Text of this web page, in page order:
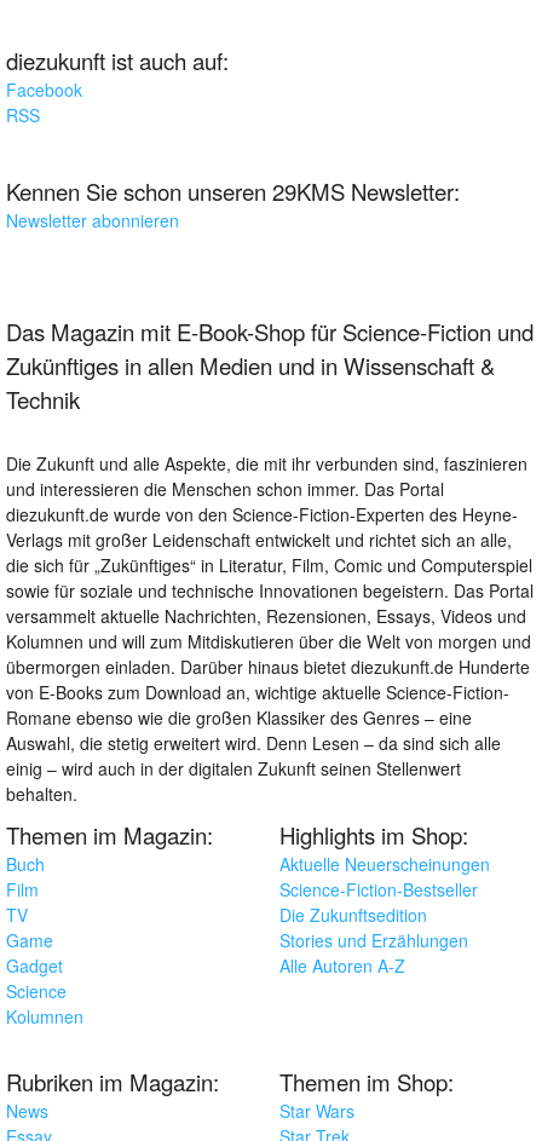
diezukunft ist auch auf:
Facebook
RSS
Kennen Sie schon unseren 29KMS Newsletter:
Newsletter abonnieren
Das Magazin mit E-Book-Shop für Science-Fiction und
Zukünftiges in allen Medien und in Wissenschaft &
Technik
Die Zukunft und alle Aspekte, die mit ihr verbunden sind, faszinieren
und interessieren die Menschen schon immer. Das Portal
diezukunft.de wurde von den Science-Fiction-Experten des Heyne-
Verlags mit großer Leidenschaft entwickelt und richtet sich an alle,
die sich für „Zukünftiges“ in Literatur, Film, Comic und Computerspiel
sowie für soziale und technische Innovationen begeistern. Das Portal
versammelt aktuelle Nachrichten, Rezensionen, Essays, Videos und
Kolumnen und will zum Mitdiskutieren über die Welt von morgen und
übermorgen einladen. Darüber hinaus bietet diezukunft.de Hunderte
von E-Books zum Download an, wichtige aktuelle Science-Fiction-
Romane ebenso wie die großen Klassiker des Genres – eine
Auswahl, die stetig erweitert wird. Denn Lesen – da sind sich alle
einig – wird auch in der digitalen Zukunft seinen Stellenwert
behalten.
Themen im Magazin:
Buch
Film
TV
Game
Gadget
Science
Kolumnen
Highlights im Shop:
Aktuelle Neuerscheinungen
Science-Fiction-Bestseller
Die Zukunftsedition
Stories und Erzählungen
Alle Autoren A-Z
Rubriken im Magazin:
News
Themen im Shop:
Star Wars